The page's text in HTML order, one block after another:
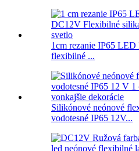
1cm rezanie IP65
flexibilné ...
Silikónové neónové
vodotesné IP65 12V...